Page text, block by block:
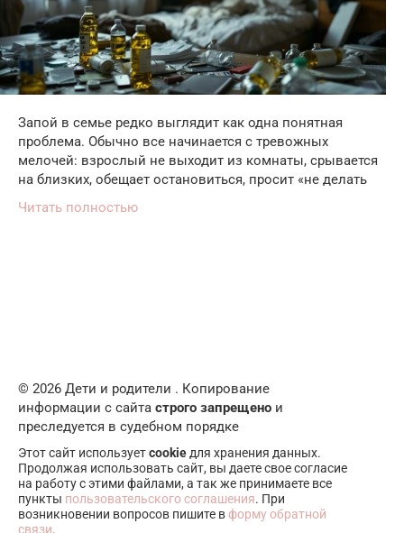
Запой в семье редко выглядит как одна понятная
проблема. Обычно все начинается с тревожных
мелочей: взрослый не выходит из комнаты, срывается
на близких, обещает остановиться, просит «не делать
Читать полностью
© 2026 Дети и родители . Копирование
информации с сайта строго запрещено и
преследуется в судебном порядке
Этот сайт используетcookie для хранения данных.
Продолжая использовать сайт, вы даете свое согласие
на работу с этими файлами, а так же принимаете все
пункты пользовательского соглашения. При
возникновении вопросов пишите вформу обратной
связи.